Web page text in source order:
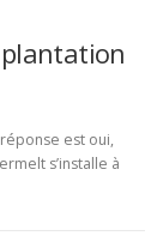
est oui,
s’installe à